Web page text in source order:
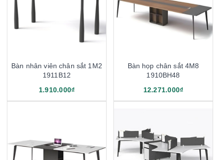
Bàn nhân viên chân sắt 1M2
1911B12
1.910.000₫
Bàn họp chân sắt 4M8
1910BH48
12.271.000₫